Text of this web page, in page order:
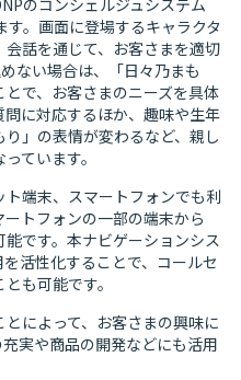
す。画面に登場するキャラクタ
話を通じて、お客さまを適切
ない場合は、「日々乃まも
で、お客さまのニーズを具体
に対応するほか、趣味や生年
」の表情が変わるなど、親し
ています。
端末、スマートフォンでも利
トフォンの一部の端末から
です。本ナビゲーションシス
活性化することで、コールセ
も可能です。
によって、お客さまの興味に
実や商品の開発などにも活用